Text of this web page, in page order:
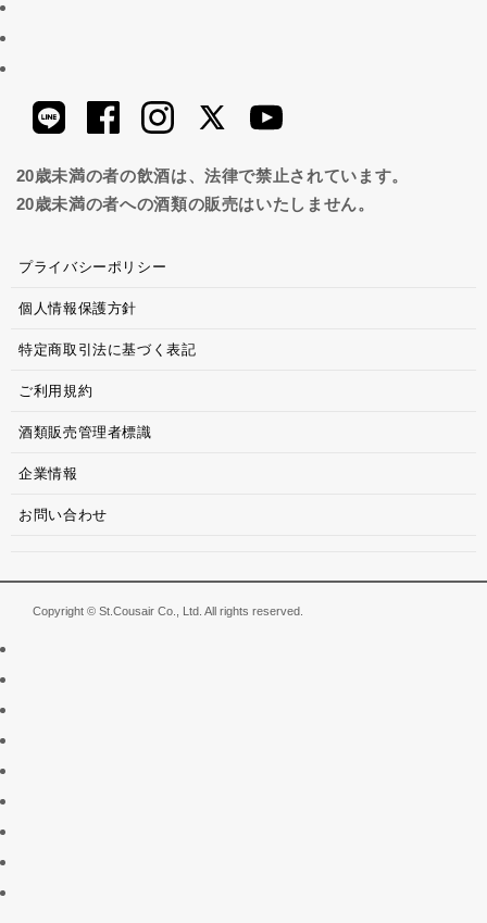
20歳未満の者の飲酒は、法律で禁止されています。
20歳未満の者への酒類の販売はいたしません。
プライバシーポリシー
個人情報保護方針
特定商取引法に基づく表記
ご利用規約
酒類販売管理者標識
企業情報
お問い合わせ
Copyright © St.Cousair Co., Ltd. All rights reserved.